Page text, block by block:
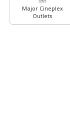
Major Cineplex
Outlets